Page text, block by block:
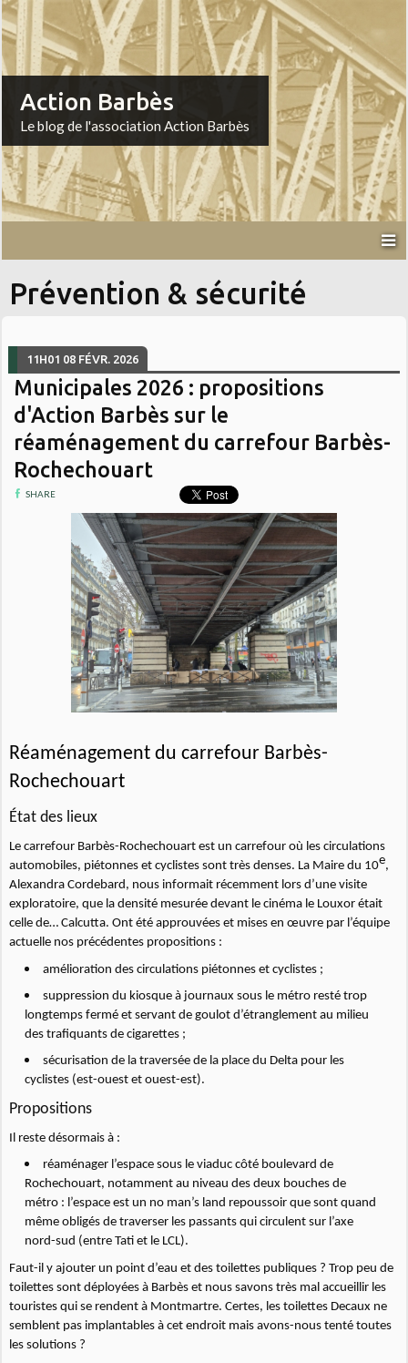
Action Barbès
Le blog de l'association Action Barbès
Prévention & sécurité
11H01 08 FÉVR. 2026
Municipales 2026 : propositions
d'Action Barbès sur le
réaménagement du carrefour Barbès-
Rochechouart
SHARE
Réaménagement du carrefour Barbès-
Rochechouart
État des lieux
Le carrefour Barbès-Rochechouart est un carrefour où les circulations
automobiles, piétonnes et cyclistes sont très denses. La Maire du 10e,
Alexandra Cordebard, nous informait récemment lors d’une visite
exploratoire, que la densité mesurée devant le cinéma le Louxor était
celle de… Calcutta. Ont été approuvées et mises en œuvre par l’équipe
actuelle nos précédentes propositions :
amélioration des circulations piétonnes et cyclistes ;
suppression du kiosque à journaux sous le métro resté trop
longtemps fermé et servant de goulot d’étranglement au milieu
des trafiquants de cigarettes ;
sécurisation de la traversée de la place du Delta pour les
cyclistes (est-ouest et ouest-est).
Propositions
Il reste désormais à :
réaménager l’espace sous le viaduc côté boulevard de
Rochechouart, notamment au niveau des deux bouches de
métro : l’espace est un no man’s land repoussoir que sont quand
même obligés de traverser les passants qui circulent sur l’axe
nord-sud (entre Tati et le LCL).
Faut-il y ajouter un point d’eau et des toilettes publiques ? Trop peu de
toilettes sont déployées à Barbès et nous savons très mal accueillir les
touristes qui se rendent à Montmartre. Certes, les toilettes Decaux ne
semblent pas implantables à cet endroit mais avons-nous tenté toutes
les solutions ?